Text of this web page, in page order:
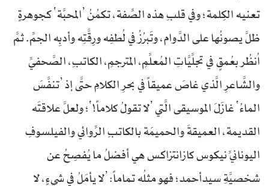
تعنيه الكِلمة؛ وفي قلبِ هذه الصِّفة، تكمُنُ ’المحبَّة‘ كجوهرةٍ
ظلَّ يصونُها على الدَّوام، وتَبرُزُ في لُطفِه ورِقَّتِه وأدبِه الجمِّ. ثمَّ
اُنظُر بعُمقٍ في تجلِّيَّاتِ المُعلِّمِ، المترجمِ، الكاتبِ، الصَّحفيِّ
والشَّاعرِ الَّذي غاصَ عميقاً في بحرِ الكلامِ حتَّى إذ ’تنفَّسَ
الماءُ‘ غازَلَ الموسيقى الَّتي ’لا تقولُ كلاماً!‘؛ ولعلَّ علاقتَه
القديمة، العميقةَ والحميمَة بالكاتبِ الرِّوائي والفيلسوفِ
اليونانيِّ نيكوس كازانتزاكس هي أفضلُ ما يُفصِحُ عن
شخصيَّةِ سيدأحمد؛ فهو مثلُه تماماً: ’لا يأمَلُ في شيءٍ، لا